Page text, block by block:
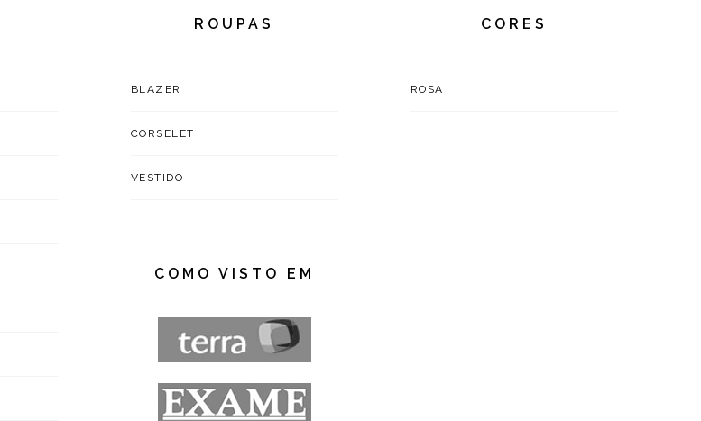
ROUPAS
BLAZER
CORSELET
VESTIDO
CORES
ROSA
COMO VISTO EM